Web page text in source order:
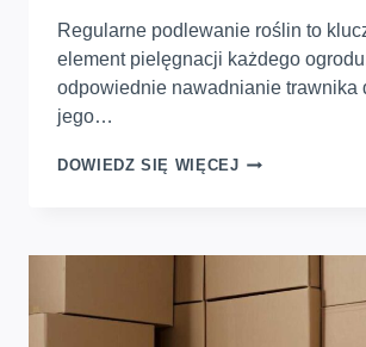
Regularne podlewanie roślin to
element pielęgnacji każdego
odpowiednie nawadnianie trawnika
jego…
DOWIEDZ SIĘ WIĘCEJNAWADNIANIE
PODLEWAĆ